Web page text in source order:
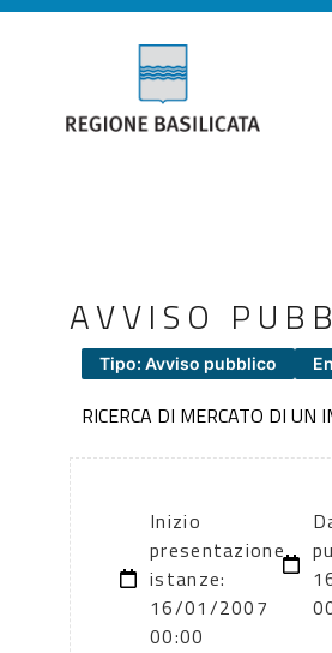
AVVISO
Tipo: Avviso pubblico
RICERCA DI MERCATO DI
Inizio
presentazione
istanze:
16/01/2007
00:00